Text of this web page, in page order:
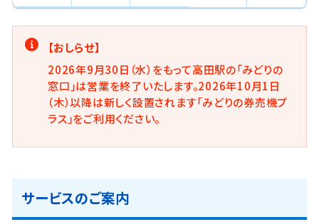
【おしらせ】
2026年9月30日（水）をもって高田駅の「みどりの
窓口」は営業を終了いたします。2026年10月1日
（木）以降は新しく設置されます「みどりの券売機プ
ラス」をご利用ください。
サービスのご案内